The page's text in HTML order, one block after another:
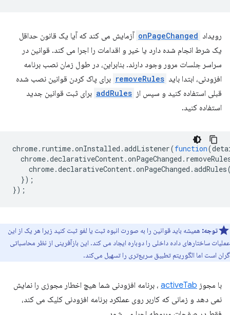
رویداد onPageChanged آزمایش می کند که آیا یک قانون حداقل
یک شرط انجام شده دارد یا خیر و اقدامات را اجرا می کند. قوانین در
سراسر جلسات مرور وجود دارند. بنابراین، در طول زمان نصب برنامه
افزودنی، ابتدا باید removeRules برای پاک کردن قوانین نصب شده
قبلی استفاده کنید و سپس از addRules برای ثبت قوانین جدید
استفاده کنید.
chrome. runtime.onInstalled .addListener(function(
chrome.declarativeContent.onPageChanged .
chrome.declarativeContent.onPageChanged .addRules
});
});
توجه: همیشه باید قوانین را به صورت انبوه ثبت یا لغو ثبت کنید زیرا هر یک از این
عملیات ساختارهای داده داخلی را دوباره ایجاد می کند. این بازآفرینی از نظر محاسباتی
گران است اما الگوریتم تطبیق سریع‌تری را تسهیل می‌کند.
با مجوز activeTab ، برنامه افزودنی شما هیچ اخطار مجوزی را نمایش
نمی دهد و زمانی که کاربر روی عملکرد برنامه افزودنی کلیک می کند،